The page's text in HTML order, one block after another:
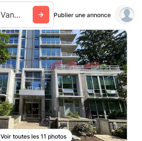
Vancouver Publier une annonce
Voir toutes les 11 photos